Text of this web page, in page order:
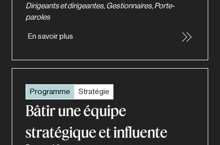
Dirigeants et dirigeantes, Gestionnaires, Porte-
paroles
En savoir plus
Programme Stratégie
Bâtir une équipe
stratégique et influente